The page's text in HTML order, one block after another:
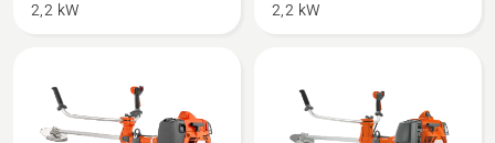
AutoTune
2,2 kW 2,2 kW